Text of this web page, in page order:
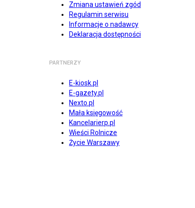
Zmiana ustawień zgód
Regulamin serwisu
Informacje o nadawcy
Deklaracja dostępności
PARTNERZY
E-kiosk.pl
E-gazety.pl
Nexto.pl
Mała księgowość
Kancelarierp.pl
Wieści Rolnicze
Życie Warszawy